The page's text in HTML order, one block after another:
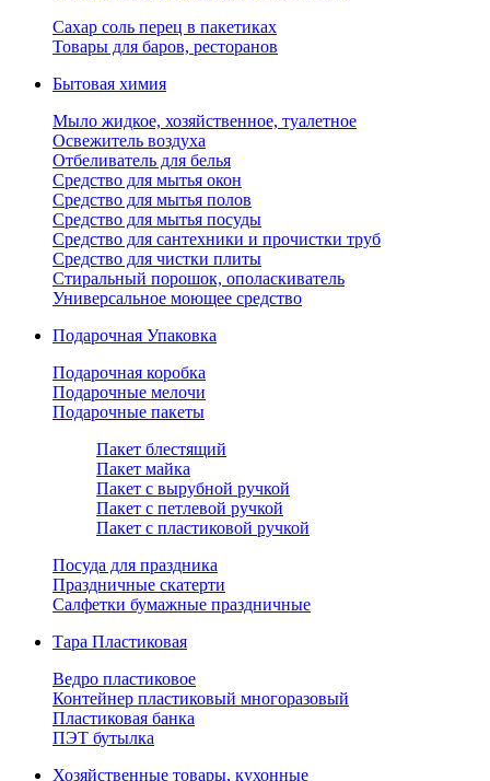
Сахар соль перец в пакетиках
Товары для баров, ресторанов
Бытовая химия
Мыло жидкое, хозяйственное, туалетное
Освежитель воздуха
Отбеливатель для белья
Средство для мытья окон
Средство для мытья полов
Средство для мытья посуды
Средство для сантехники и прочистки труб
Средство для чистки плиты
Стиральный порошок, ополаскиватель
Универсальное моющее средство
Подарочная Упаковка
Подарочная коробка
Подарочные мелочи
Подарочные пакеты
Пакет блестящий
Пакет майка
Пакет с вырубной ручкой
Пакет с петлевой ручкой
Пакет с пластиковой ручкой
Посуда для праздника
Праздничные скатерти
Салфетки бумажные праздничные
Тара Пластиковая
Ведро пластиковое
Контейнер пластиковый многоразовый
Пластиковая банка
ПЭТ бутылка
Хозяйственные товары, кухонные